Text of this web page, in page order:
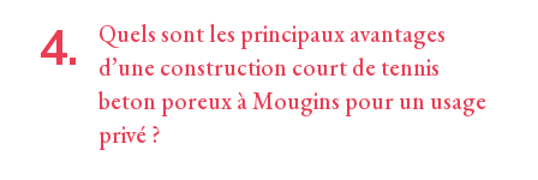
Quels sont les principaux avantages
d’une construction court de tennis
beton poreux à Mougins pour un usage
privé ?